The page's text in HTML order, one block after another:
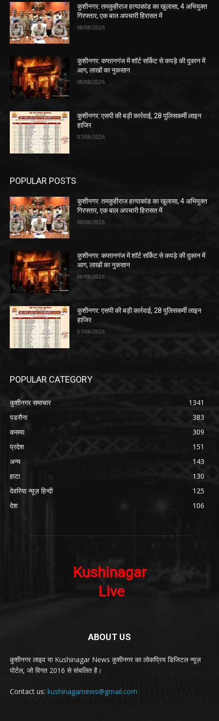
कुशीनगर: तमकुहीराज हत्याकांड का खुलासा, 4 अभियुक्त
गिरफ्तार, एक बाल अपचारी हिरासत में
08/08/2026
कुशीनगर: कप्तानगंज में शॉर्ट सर्किट से कपड़े की दुकान में
आग, लाखों का नुकसान
08/08/2026
कुशीनगर: एसपी की बड़ी कार्रवाई, 28 पुलिसकर्मी लाइन
हाजिर
07/08/2026
POPULAR POSTS
कुशीनगर: तमकुहीराज हत्याकांड का खुलासा, 4 अभियुक्त
गिरफ्तार, एक बाल अपचारी हिरासत में
08/08/2026
कुशीनगर: कप्तानगंज में शॉर्ट सर्किट से कपड़े की दुकान में
आग, लाखों का नुकसान
08/08/2026
कुशीनगर: एसपी की बड़ी कार्रवाई, 28 पुलिसकर्मी लाइन
हाजिर
07/08/2026
POPULAR CATEGORY
कुशीनगर समाचार
1341
पडरौना
383
कसया
309
प्रदेश
151
अन्य
143
हाटा
130
देवरिया न्यूज़ हिन्दी
125
देश
106
ABOUT US
कुशीनगर लाइव या Kushinagar News कुशीनगर का लोकप्रिय डिजिटल न्यूज़
पोर्टल, जो विगत 2016 से संचलित है।
Contact us: kushinagarnews@gmail.com